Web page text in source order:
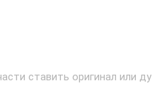
ставить оригинал или ду